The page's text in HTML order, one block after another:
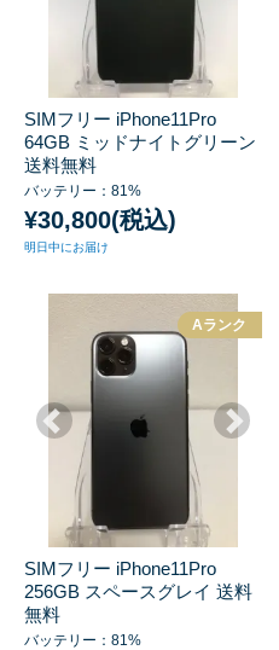
SIMフリー iPhone11Pro
64GB ミッドナイトグリーン
送料無料
バッテリー：81%
¥30,800(税込)
明日中にお届け
Aランク
SIMフリー iPhone11Pro
256GB スペースグレイ 送料
無料
バッテリー：81%